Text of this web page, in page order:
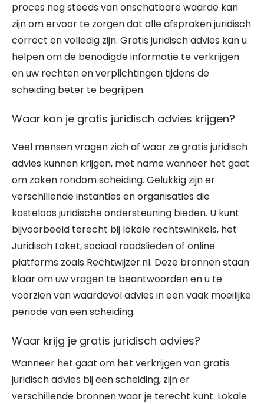
proces nog steeds van onschatbare waarde kan
zijn om ervoor te zorgen dat alle afspraken juridisch
correct en volledig zijn. Gratis juridisch advies kan u
helpen om de benodigde informatie te verkrijgen
en uw rechten en verplichtingen tijdens de
scheiding beter te begrijpen.
Waar kan je gratis juridisch advies krijgen?
Veel mensen vragen zich af waar ze gratis juridisch
advies kunnen krijgen, met name wanneer het gaat
om zaken rondom scheiding. Gelukkig zijn er
verschillende instanties en organisaties die
kosteloos juridische ondersteuning bieden. U kunt
bijvoorbeeld terecht bij lokale rechtswinkels, het
Juridisch Loket, sociaal raadslieden of online
platforms zoals Rechtwijzer.nl. Deze bronnen staan
klaar om uw vragen te beantwoorden en u te
voorzien van waardevol advies in een vaak moeilijke
periode van een scheiding.
Waar krijg je gratis juridisch advies?
Wanneer het gaat om het verkrijgen van gratis
juridisch advies bij een scheiding, zijn er
verschillende bronnen waar je terecht kunt. Lokale